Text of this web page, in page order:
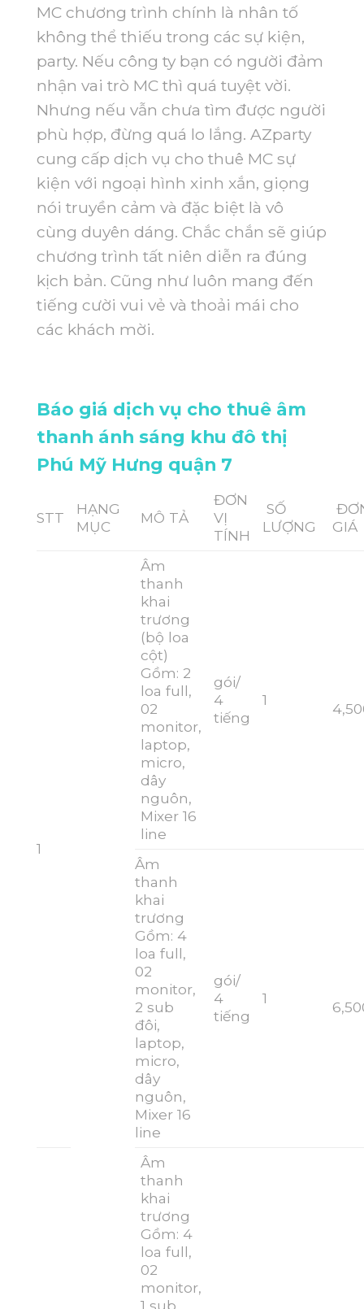
MC chương trình chính là nhân tố
không thể thiếu trong các sự kiện,
party. Nếu công ty bạn có người đảm
nhận vai trò MC thì quá tuyệt vời.
Nhưng nếu vẫn chưa tìm được người
phù hợp, đừng quá lo lắng. AZparty
cung cấp dịch vụ cho thuê MC sự
kiện với ngoại hình xinh xắn, giọng
nói truyền cảm và đặc biệt là vô
cùng duyên dáng. Chắc chắn sẽ giúp
chương trình tất niên diễn ra đúng
kịch bản. Cũng như luôn mang đến
tiếng cười vui vẻ và thoải mái cho
các khách mời.
Báo giá dịch vụ cho thuê âm
thanh ánh sáng khu đô thị
Phú Mỹ Hưng quận 7
STT
HẠNG
MỤC
MÔ TẢ
ĐƠN
VỊ
TÍNH
SỐ
LƯỢNG
GIÁ
1
Âm
thanh
khai
trương
(bộ loa
cột)
Gồm: 2
loa full,
02
monitor,
laptop,
micro,
dây
nguôn,
Mixer 16
line
gói/
4
tiếng
1
Âm
thanh
khai
trương
Gồm: 4
loa full,
02
monitor,
2 sub
đôi,
laptop,
micro,
dây
nguôn,
Mixer 16
line
gói/
4
tiếng
1
Âm
thanh
khai
trương
Gồm: 4
loa full,
02
monitor,